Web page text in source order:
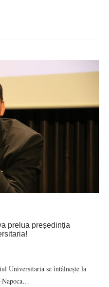
prelua președinția
Universitaria se întâlnește la
Napoca…